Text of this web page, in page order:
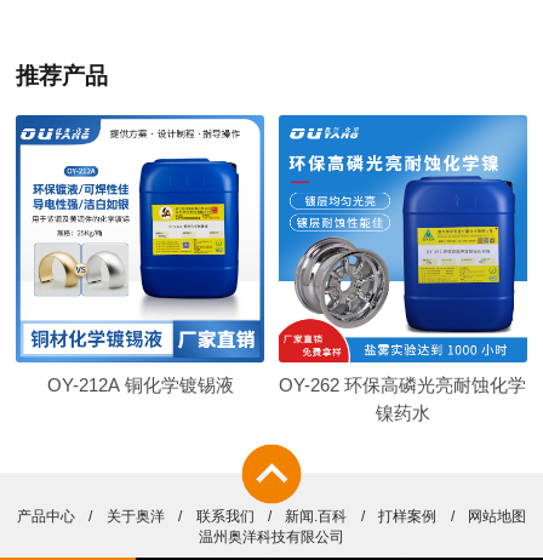
推荐产品
OY-212A 铜化学镀锡液
OY-262 环保高磷光亮耐蚀化学
镍药水
产品中心 / 关于奥洋 / 联系我们 / 新闻.百科 / 打样案例 /
网站地图
温州奥洋科技有限公司